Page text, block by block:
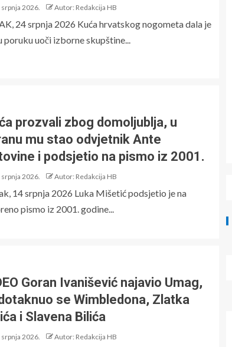
srpnja 2026. Autor: Redakcija HB
24 srpnja 2026 Kuća hrvatskog nogometa dala je
poruku uoči izborne skupštine...
prozvali zbog domoljublja, u
mu stao odvjetnik Ante
i podsjetio na pismo iz 2001.
srpnja 2026. Autor: Redakcija HB
14 srpnja 2026 Luka Mišetić podsjetio je na
pismo iz 2001. godine...
Goran Ivanišević najavio Umag,
se Wimbledona, Zlatka
i Slavena Bilića
srpnja 2026. Autor: Redakcija HB